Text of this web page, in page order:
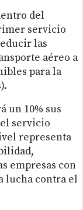
del
servicio
las
aéreo a
para la
un 10% sus
servicio
representa
empresas con
lucha contra el